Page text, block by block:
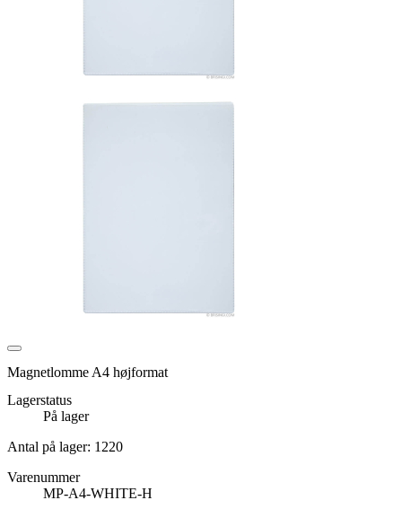
Magnetlomme A4 højformat
Lagerstatus
På lager
Antal på lager: 1220
Varenummer
MP-A4-WHITE-H